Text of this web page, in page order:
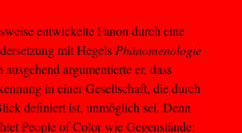
entwickelte Fanon durch eine
mit Hegels Phänomenologie
ausgehend argumentierte er, dass
in einer Gesellschaft, die durch
definiert ist, unmöglich sei. Denn
People of Color wie Gegenstände: